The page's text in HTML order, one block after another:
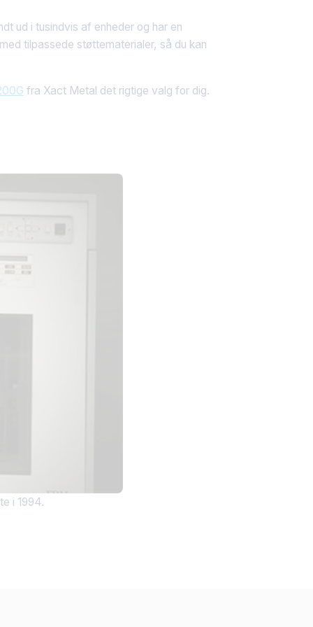
ud i tusindvis af enheder og har en
tilpassede støttematerialer, så du kan
fra Xact Metal det rigtige valg for dig.
i 1994.